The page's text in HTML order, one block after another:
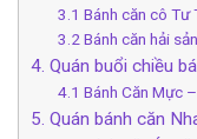
3.1 Bánh căn cô Tư
3.2 Bánh căn hải
4. Quán buổi chiều
4.1 Bá‎‎nh Căn Mực
5. Quán bánh căn